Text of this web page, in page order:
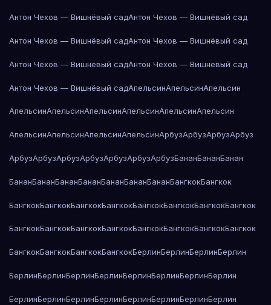
Антон Чехов — Вишнёвый садАнтон Чехов — Вишнёвый сад
Антон Чехов — Вишнёвый садАнтон Чехов — Вишнёвый сад
Антон Чехов — Вишнёвый садАнтон Чехов — Вишнёвый сад
Антон Чехов — Вишнёвый садАпельсинАпельсинАпельсин
АпельсинАпельсинАпельсинАпельсинАпельсинАпельсин
АпельсинАпельсинАпельсинАпельсинАрбузАрбузАрбузАрбуз
АрбузАрбузАрбузАрбузАрбузАрбузАрбузБананБананБанан
БананБананБананБананБананБананБананБангкокБангкок
БангкокБангкокБангкокБангкокБангкокБангкокБангкокБангкок
БангкокБангкокБангкокБангкокБангкокБангкокБангкокБангкок
БангкокБангкокБангкокБангкокБерлинБерлинБерлинБерлин
БерлинБерлинБерлинБерлинБерлинБерлинБерлинБерлин
БерлинБерлинБерлинБерлинБерлинБерлинБерлинБерлин